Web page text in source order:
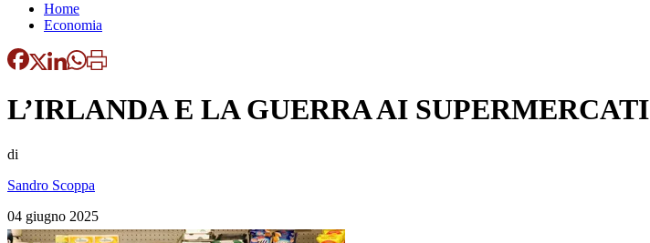
Home
Economia
L’IRLANDA E LA GUERRA AI SUPERMERCATI
di
Sandro Scoppa
04 giugno 2025